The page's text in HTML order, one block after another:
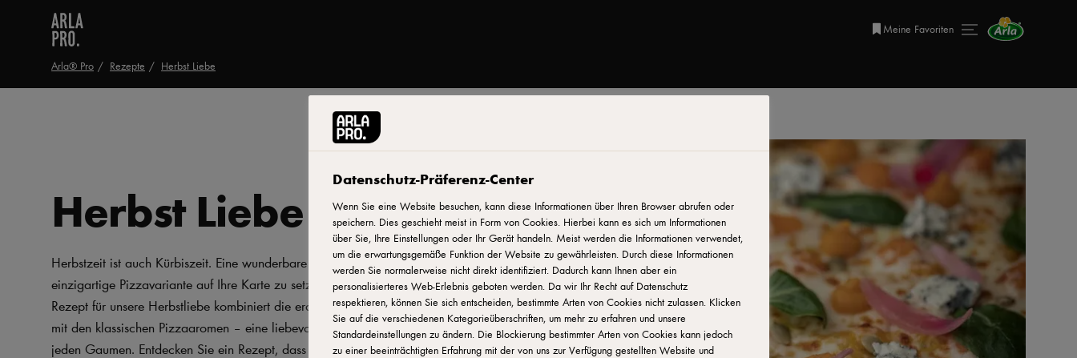
Meine Favoriten
Arla® Pro Rezepte Herbst Liebe
Herbst Liebe
Herbstzeit ist auch Kürbiszeit. Eine wunderbare Gelegenheit, diese
einzigartige Pizzavariante auf Ihre Karte zu setzen. Das einfache
Rezept für unsere Herbstliebe kombiniert die erdige Süße von Kürbis
mit den klassischen Pizzaaromen – eine liebevolle Überraschung für
jeden Gaumen. Entdecken Sie ein Rezept, dass auf kreative Weise mit
Datenschutz-Präferenz-Center
Wenn Sie eine Website besuchen, kann diese Informationen über Ihren Browser abrufen oder
speichern. Dies geschieht meist in Form von Cookies. Hierbei kann es sich um Informationen
über Sie, Ihre Einstellungen oder Ihr Gerät handeln. Meist werden die Informationen verwendet,
um die erwartungsgemäße Funktion der Website zu gewährleisten. Durch diese Informationen
werden Sie normalerweise nicht direkt identifiziert. Dadurch kann Ihnen aber ein
personalisierteres Web-Erlebnis geboten werden. Da wir Ihr Recht auf Datenschutz
respektieren, können Sie sich entscheiden, bestimmte Arten von Cookies nicht zulassen. Klicken
Sie auf die verschiedenen Kategorieüberschriften, um mehr zu erfahren und unsere
Standardeinstellungen zu ändern. Die Blockierung bestimmter Arten von Cookies kann jedoch
zu einer beeinträchtigten Erfahrung mit der von uns zur Verfügung gestellten Website und